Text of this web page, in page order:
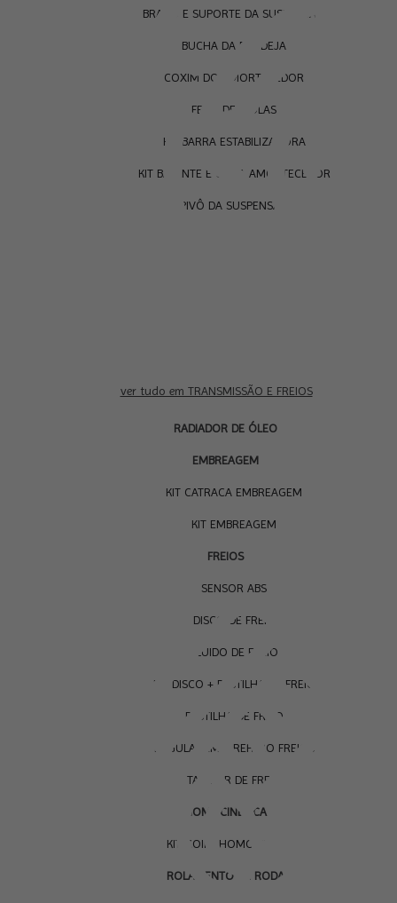
BRAÇO E SUPORTE DA SUSPENSÃO
BUCHA DA BANDEJA
COXIM DO AMORTECEDOR
FEIXE DE MOLAS
KIT BARRA ESTABILIZADORA
KIT BATENTE E COIFA AMORTECEDOR
PIVÔ DA SUSPENSÃO
ver tudo em TRANSMISSÃO E FREIOS
RADIADOR DE ÓLEO
EMBREAGEM
KIT CATRACA EMBREAGEM
KIT EMBREAGEM
FREIOS
SENSOR ABS
DISCO DE FREIO
FLUIDO DE FREIO
KIT DISCO + PASTILHA DE FREIO
PASTILHA DE FREIO
REGULAGEM E REPARO FREIOS
TAMBOR DE FREIO
HOMOCINÉTICA
KIT COIFA HOMOCINÉTICA
ROLAMENTO DE RODA